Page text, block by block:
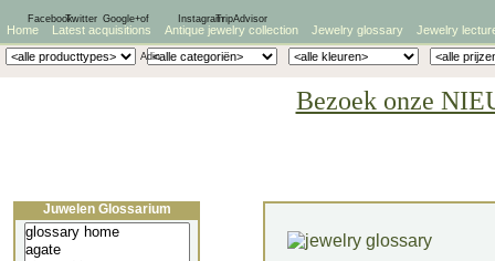
Home Latest acquisitions Antique jewelry collection Jewelry glossary Jewelry
Bezoek onze
Juwelen Glossarium